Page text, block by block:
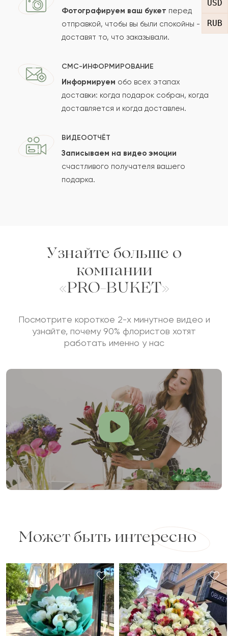
USD
RUB
Сколько будет
Отзыв будет опубликован после проверки.
Проверяем на спам.
Фотографируем ваш букет перед
отправкой, чтобы вы были спокойны -
доставят то, что заказывали.
СМС-ИНФОРМИРОВАНИЕ
Информируем обо всех этапах
доставки: когда подарок собран, когда
доставляется и когда доставлен.
ВИДЕООТЧЁТ
Записываем на видео эмоции
счастливого получателя вашего
подарка.
Узнайте больше о
компании
«PRO-BUKET»
Посмотрите короткое 2-х минутное видео и
узнайте, почему 90% флористов хотят
работать именно у нас
Может быть интересно